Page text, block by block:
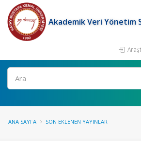
Akademik Veri Yönetim
Ara
ANA SAYFA SON EKLENEN YAYINLAR